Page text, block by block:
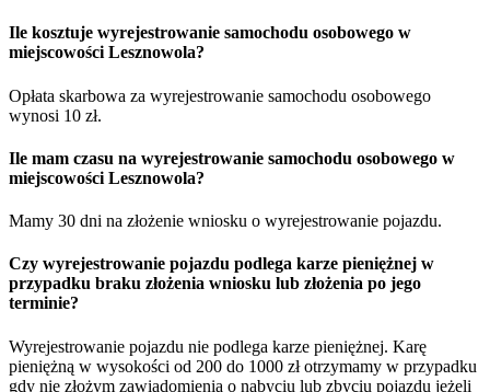
Ile kosztuje wyrejestrowanie samochodu osobowego w
miejscowości Lesznowola?
Opłata skarbowa za wyrejestrowanie samochodu osobowego
wynosi 10 zł.
Ile mam czasu na wyrejestrowanie samochodu osobowego w
miejscowości Lesznowola?
Mamy 30 dni na złożenie wniosku o wyrejestrowanie pojazdu.
Czy wyrejestrowanie pojazdu podlega karze pieniężnej w
przypadku braku złożenia wniosku lub złożenia po jego
terminie?
Wyrejestrowanie pojazdu nie podlega karze pieniężnej. Karę
pieniężną w wysokości od 200 do 1000 zł otrzymamy w przypadku
gdy nie złożym zawiadomienia o nabyciu lub zbyciu pojazdu jeżeli